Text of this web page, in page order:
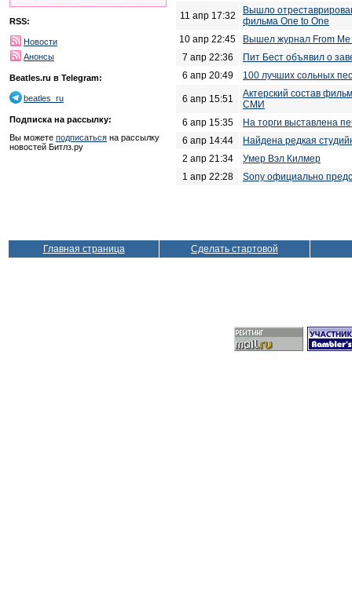
RSS:
Новости
Анонсы
Beatles.ru в Telegram:
beatles_ru
Подписка на рассылку:
Вы можете подписаться на рассылку
новостей Битлз.ру
11 апр 17:32
Вышло
фильма One to One
10 апр 22:45
Вышел журнал From
7 апр 22:36
Пит Бест объявил о
6 апр 20:49
100 лучших сольных
6 апр 15:51
Актерский состав
СМИ
6 апр 15:35
На торги выставлена
6 апр 14:44
Найдена редкая
2 апр 21:34
Умер Вэл Килмер
1 апр 22:28
Sony официально
Главная страница Сделать стартовой